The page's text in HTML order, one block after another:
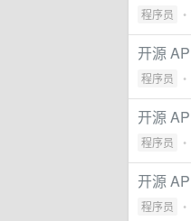
程序员 •
开源
程序员 •
开源
程序员 •
开源
程序员 •